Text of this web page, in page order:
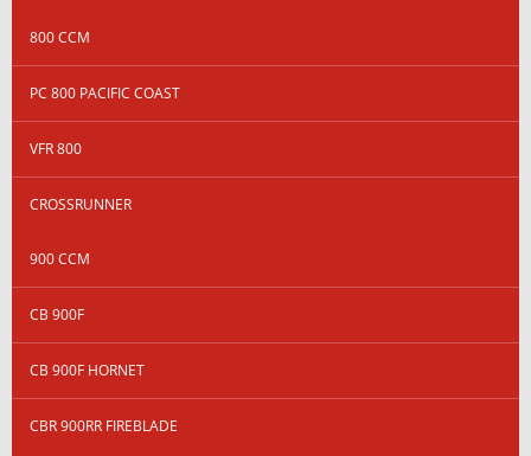
800 CCM
PC 800 PACIFIC COAST
VFR 800
CROSSRUNNER
900 CCM
CB 900F
CB 900F HORNET
CBR 900RR FIREBLADE